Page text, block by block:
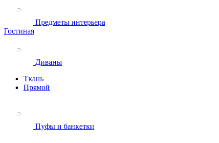
Предметы интерьера
Гостиная
Диваны
Ткань
Прямой
Пуфы и банкетки